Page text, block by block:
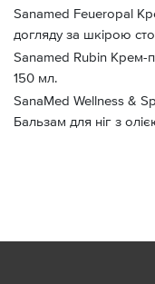
Sanamed Feueropal
догляду за шкірою
Sanamed Rubin Крем-
150 мл.
SanaMed Wellness &
Бальзам для ніг з